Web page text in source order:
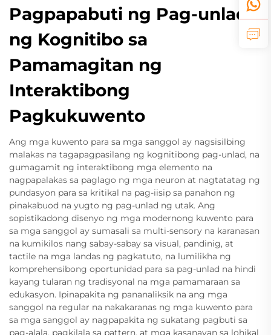
Pagpapabuti ng Pag-unlad
ng Kognitibo sa
Pamamagitan ng
Interaktibong
Pagkukuwento
Ang mga kuwento para sa mga sanggol ay nagsisilbing
malakas na tagapagpasilang ng kognitibong pag-unlad, na
gumagamit ng interaktibong mga elemento na
nagpapalakas sa paglago ng mga neuron at nagtatatag ng
pundasyon para sa kritikal na pag-iisip sa panahon ng
pinakabuod na yugto ng pag-unlad ng utak. Ang
sopistikadong disenyo ng mga modernong kuwento para
sa mga sanggol ay sumasali sa multi-sensory na karanasan
na kumikilos nang sabay-sabay sa visual, pandinig, at
tactile na mga landas ng pagkatuto, na lumilikha ng
komprehensibong oportunidad para sa pag-unlad na hindi
kayang tularan ng tradisyonal na mga pamamaraan sa
edukasyon. Ipinapakita ng pananaliksik na ang mga
sanggol na regular na nakakaranas ng mga kuwento para
sa mga sanggol ay nagpapakita ng sukatang pagbuti sa
pag-alala, pagkilala sa pattern, at mga kasanayan sa lohikal